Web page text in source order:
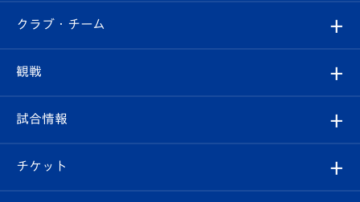
すべて
クラブ
試合情報
クラブ・チーム
クラブ概要
エンブレム紹介
観戦
観戦ルール
はじめての観戦ガイド
試合情報
試合日程/結果
チケット